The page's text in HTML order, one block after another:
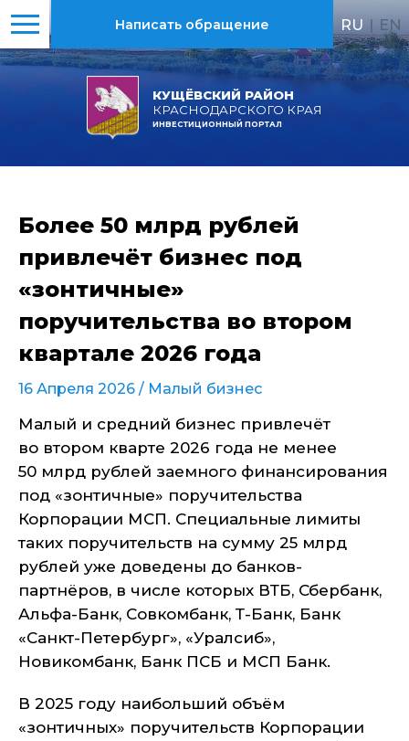
КУЩЁВСКИЙ РАЙОН
КРАСНОДАРСКОГО КРАЯ
ИНВЕСТИЦИОННЫЙ ПОРТАЛ
Написать обращение RU | EN
Более 50 млрд рублей
привлечёт бизнес под
«зонтичные»
поручительства во втором
квартале 2026 года
16 Апреля 2026 / Малый бизнес
Малый и средний бизнес привлечёт
во втором кварте 2026 года не менее
50 млрд рублей заемного финансирования
под «зонтичные» поручительства
Корпорации МСП. Специальные лимиты
таких поручительств на сумму 25 млрд
рублей уже доведены до банков-
партнёров, в числе которых ВТБ, Сбербанк,
Альфа-Банк, Совкомбанк, Т-Банк, Банк
«Санкт-Петербург», «Уралсиб»,
Новикомбанк, Банк ПСБ и МСП Банк.
В 2025 году наибольший объём
«зонтичных» поручительств Корпорации